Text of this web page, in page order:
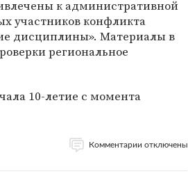
к административной
участников конфликта
дисциплины». Материалы в
региональное
10-летие с момента
Комментарии отключены